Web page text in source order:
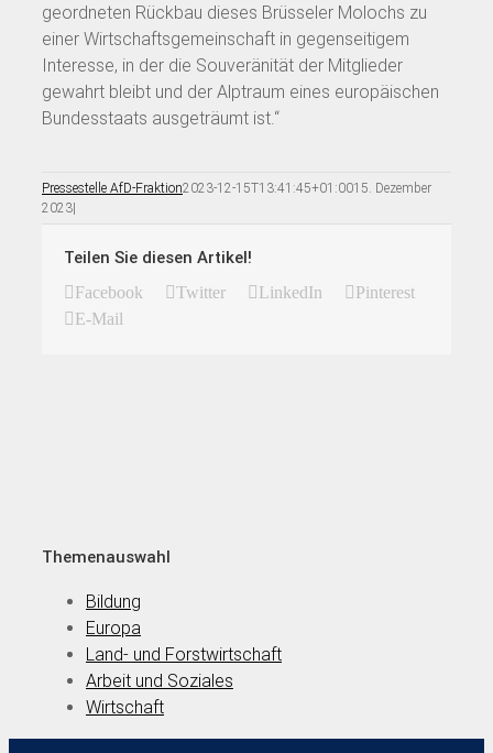
geordneten Rückbau dieses Brüsseler Molochs zu
einer Wirtschaftsgemeinschaft in gegenseitigem
Interesse, in der die Souveränität der Mitglieder
gewahrt bleibt und der Alptraum eines europäischen
Bundesstaats ausgeträumt ist.“
Pressestelle AfD-Fraktion2023-12-15T13:41:45+01:0015. Dezember
2023|
Teilen Sie diesen Artikel!
Facebook Twitter LinkedIn
Pinterest
E-Mail
Themenauswahl
Bildung
Europa
Land- und Forstwirtschaft
Arbeit und Soziales
Wirtschaft